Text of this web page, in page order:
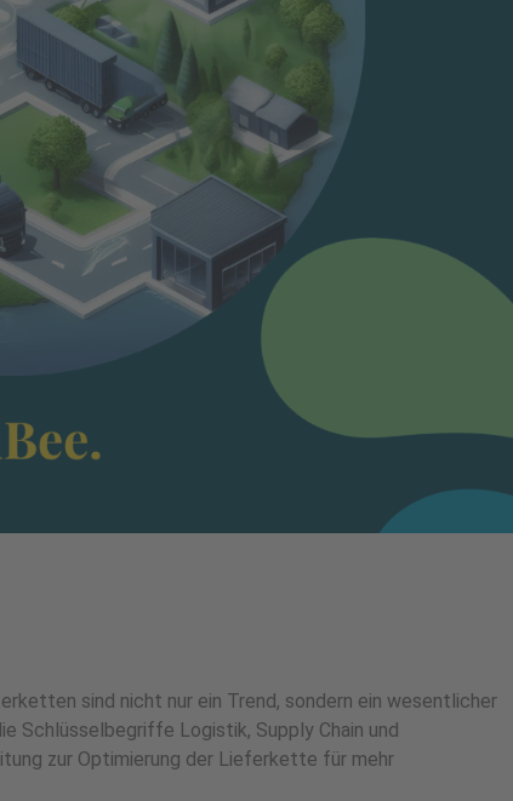
sind nicht nur ein Trend, sondern ein wesentlicher
Schlüsselbegriffe Logistik, Supply Chain und
zur Optimierung der Lieferkette für mehr